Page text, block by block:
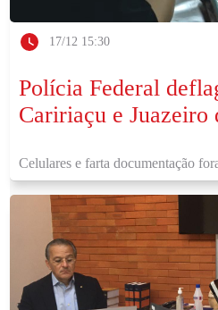
17/12 15:30
Polícia Federal
Caririaçu e Juazeiro
Celulares e farta documentação